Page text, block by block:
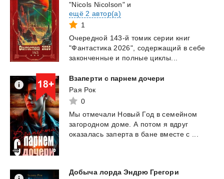
"Nicols Nicolson"и
ещё 2 автор(а)
1
Очередной 143-й томик серии книг
"Фантастика 2026", содержащий в себе
законченные и полные циклы...
Взаперти с парнем дочери
Рая Рок
0
Мы отмечали Новый Год в семейном
загородном доме. А потом я вдруг
оказалась заперта в бане вместе с ...
Добыча лорда Эндрю Грегори